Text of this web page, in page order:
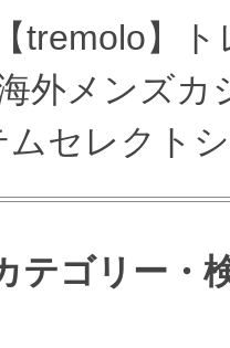
tremolo】
外メンズ
ムセレクト
テゴリー・